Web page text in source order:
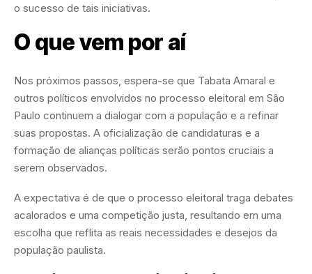
o sucesso de tais iniciativas.
O que vem por aí
Nos próximos passos, espera-se que Tabata Amaral e
outros políticos envolvidos no processo eleitoral em São
Paulo continuem a dialogar com a população e a refinar
suas propostas. A oficialização de candidaturas e a
formação de alianças políticas serão pontos cruciais a
serem observados.
A expectativa é de que o processo eleitoral traga debates
acalorados e uma competição justa, resultando em uma
escolha que reflita as reais necessidades e desejos da
população paulista.